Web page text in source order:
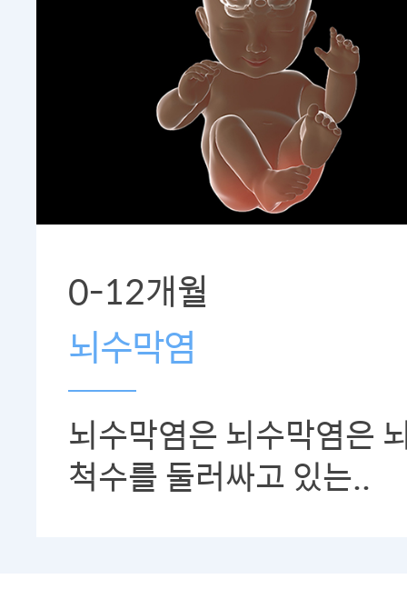
0-12개월
뇌수막염
뇌수막염은 뇌수막염은
척수를 둘러싸고 있는..